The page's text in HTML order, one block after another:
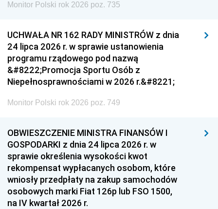
Monitor Polski rok 2026 poz. 735
UCHWAŁA NR 162 RADY MINISTRÓW z dnia
24 lipca 2026 r. w sprawie ustanowienia
programu rządowego pod nazwą
&#8222;Promocja Sportu Osób z
Niepełnosprawnościami w 2026 r.&#8221;
Monitor Polski rok 2026 poz. 749
OBWIESZCZENIE MINISTRA FINANSÓW I
GOSPODARKI z dnia 24 lipca 2026 r. w
sprawie określenia wysokości kwot
rekompensat wypłacanych osobom, które
wniosły przedpłaty na zakup samochodów
osobowych marki Fiat 126p lub FSO 1500,
na IV kwartał 2026 r.